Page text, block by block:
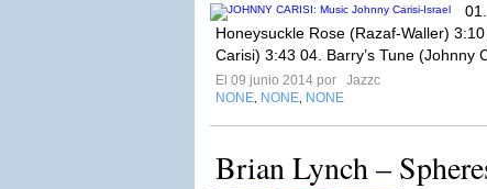
Honeysuckle Rose (Razaf-Waller)
Carisi) 3:43 04. Barry’s Tune (Johnny
El 09 junio 2014 por
Jazzc
NONE NONE NONE
Brian Lynch –